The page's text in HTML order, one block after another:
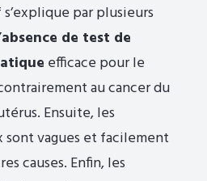
par plusieurs
de test de
efficace pour le
au cancer du
Ensuite, les
vagues et facilement
causes. Enfin, les